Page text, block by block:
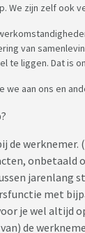
We zijn zelf ook
van
te liggen. Dat is
we aan ons en
de werknemer.
onbetaald
jarenlang
met
je wel altijd
de